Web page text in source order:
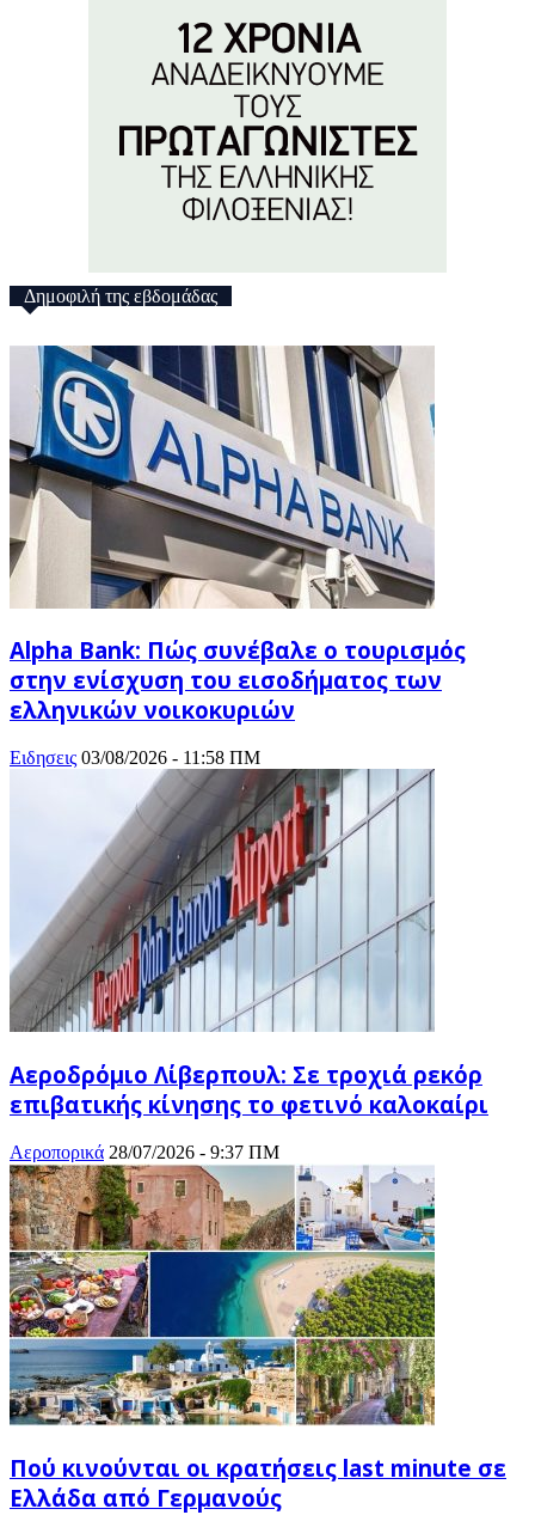
Δημοφιλή της εβδομάδας
Alpha Bank: Πώς συνέβαλε ο τουρισμός
στην ενίσχυση του εισοδήματος των
ελληνικών νοικοκυριών
Ειδησεις 03/08/2026 - 11:58 ΠΜ
Αεροδρόμιο Λίβερπουλ: Σε τροχιά ρεκόρ
επιβατικής κίνησης το φετινό καλοκαίρι
Αεροπορικά 28/07/2026 - 9:37 ΠΜ
Πού κινούνται οι κρατήσεις last minute σε
Ελλάδα από Γερμανούς